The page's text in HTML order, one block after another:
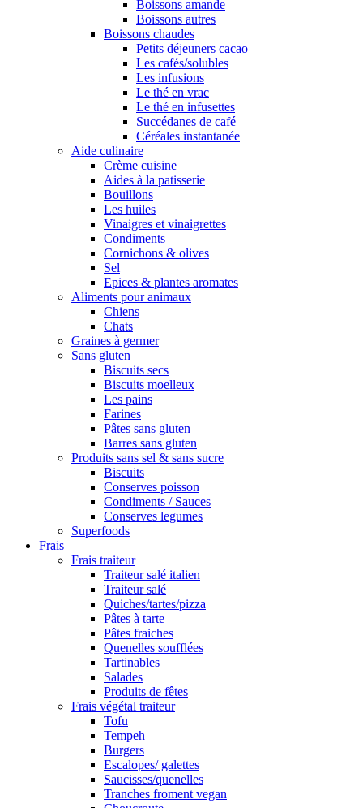
Boissons amande
Boissons autres
Boissons chaudes
Petits déjeuners cacao
Les cafés/solubles
Les infusions
Le thé en vrac
Le thé en infusettes
Succédanes de café
Céréales instantanée
Aide culinaire
Crème cuisine
Aides à la patisserie
Bouillons
Les huiles
Vinaigres et vinaigrettes
Condiments
Cornichons & olives
Sel
Epices & plantes aromates
Aliments pour animaux
Chiens
Chats
Graines à germer
Sans gluten
Biscuits secs
Biscuits moelleux
Les pains
Farines
Pâtes sans gluten
Barres sans gluten
Produits sans sel & sans sucre
Biscuits
Conserves poisson
Condiments / Sauces
Conserves legumes
Superfoods
Frais
Frais traiteur
Traiteur salé italien
Traiteur salé
Quiches/tartes/pizza
Pâtes à tarte
Pâtes fraiches
Quenelles soufflées
Tartinables
Salades
Produits de fêtes
Frais végétal traiteur
Tofu
Tempeh
Burgers
Escalopes/ galettes
Saucisses/quenelles
Tranches froment vegan